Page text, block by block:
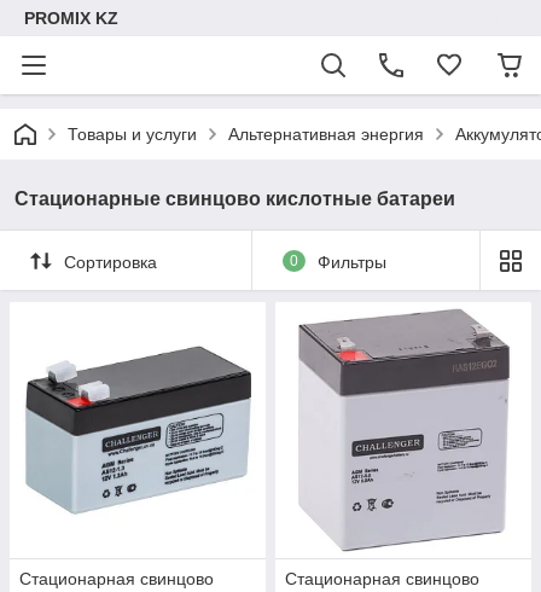
PROMIX KZ
Товары и услуги Альтернативная энергия
Стационарные свинцово кислотные батареи
Сортировка 0 Фильтры
Стационарная свинцово
Стационарная свинцово